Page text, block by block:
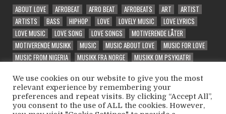
ABOUT LOVE AFROBEAT AFRO BEAT AFROBEATS ART
ARTIST
ARTISTS
BASS HIPHOP LOVE LOVELY MUSIC
LOVE LYRICS
LOVE MUSIC
LOVE SONG LOVE SONGS
MOTIVERENDE LÅTER
MOTIVERENDE MUSIKK
MUSIC MUSIC ABOUT LOVE
MUSIC FOR LOVE
MUSIC FROM NIGERIA
MUSIKK FRA NORGE
MUSIKK OM PSYKIATRI
RELEASE
SONG ABOUT LOVE SPECIAL SPECIAL VIBE
TRAP
UNIQUE
VEIVALG VELG RIKTIG VIBE VIBES
VIBE SONG
VINTEEX
WELL PERFORMED WONDER WONDERFUL WONDERING
We use cookies on our website to give you the most
relevant experience by remembering your
preferences and repeat visits. By clicking “Accept All”,
you consent to the use of ALL the cookies. However,